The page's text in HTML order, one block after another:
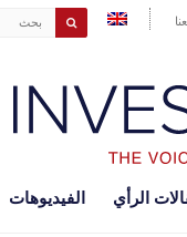
الرأي الفيديوهات